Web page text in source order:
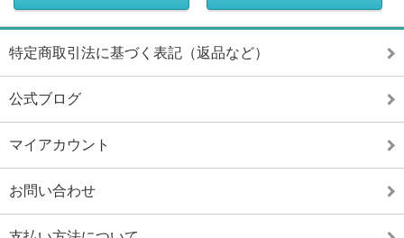
特定商取引法に基づく表記（返品など）
公式ブログ
マイアカウント
お問い合わせ